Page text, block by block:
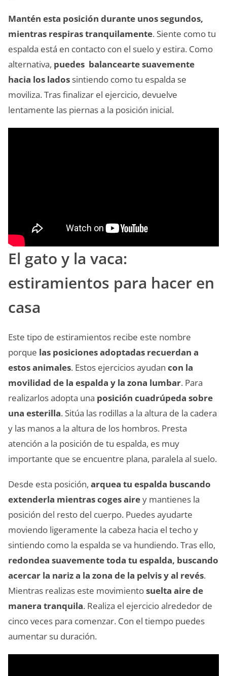
Mantén esta posición durante unos segundos,
mientras respiras tranquilamente. Siente como tu
espalda está en contacto con el suelo y estira. Como
alternativa, puedes balancearte suavemente
hacia los lados sintiendo como tu espalda se
moviliza. Tras finalizar el ejercicio, devuelve
lentamente las piernas a la posición inicial.
El gato y la vaca:
estiramientos para hacer en
casa
Este tipo de estiramientos recibe este nombre
porque las posiciones adoptadas recuerdan a
estos animales. Estos ejercicios ayudan con la
movilidad de la espalda y la zona lumbar. Para
realizarlos adopta una posición cuadrúpeda sobre
una esterilla. Sitúa las rodillas a la altura de la cadera
y las manos a la altura de los hombros. Presta
atención a la posición de tu espalda, es muy
importante que se encuentre plana, paralela al suelo.
Desde esta posición, arquea tu espalda buscando
extenderla mientras coges airey mantienes la
posición del resto del cuerpo. Puedes ayudarte
moviendo ligeramente la cabeza hacia el techo y
sintiendo como la espalda se va hundiendo. Tras ello,
redondea suavemente toda tu espalda, buscando
acercar la nariz a la zona de la pelvis y al revés.
Mientras realizas este movimientosuelta aire de
manera tranquila. Realiza el ejercicio alrededor de
cinco veces para comenzar. Con el tiempo puedes
aumentar su duración.